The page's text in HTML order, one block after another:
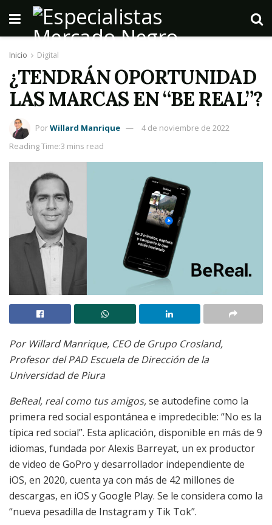
Inicio Digital
¿TENDRÁN OPORTUNIDAD
LAS MARCAS EN “BE REAL”?
PorWillard Manrique
4 de noviembre de 2022
Reading Time:3 mins read
Por Willard Manrique, CEO de Grupo Crosland,
Profesor del PAD Escuela de Dirección de la
Universidad de Piura
BeReal, real como tus amigos,se autodefine como la
primera red social espontánea e impredecible: “No es la
típica red social”. Esta aplicación, disponible en más de 9
idiomas, fundada por Alexis Barreyat, un ex productor
de video de GoPro y desarrollador independiente de
iOS, en 2020, cuenta ya con más de 42 millones de
descargas, en iOS y Google Play. Se le considera como la
“nueva pesadilla de Instagram y Tik Tok”.